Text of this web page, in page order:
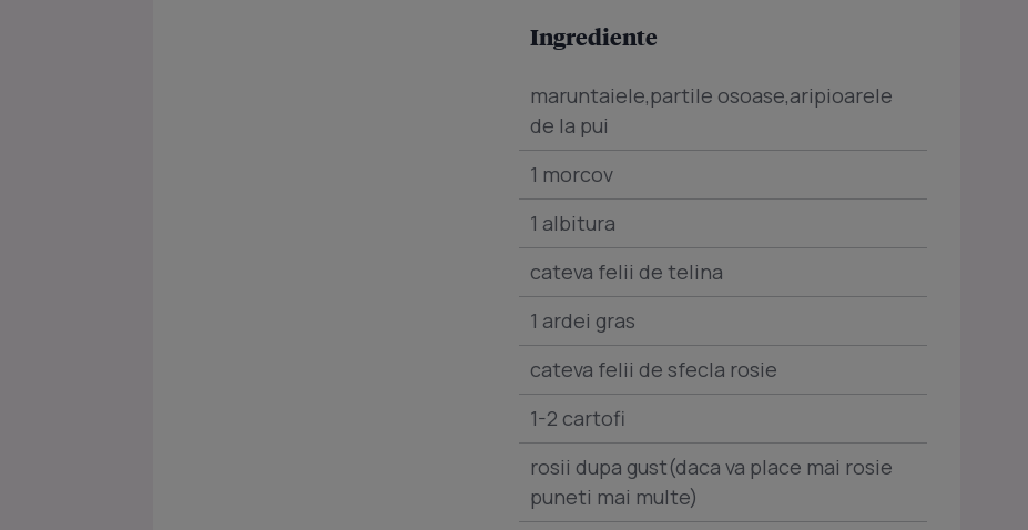
Ingrediente
maruntaiele,partile osoase,aripioarele
de la pui
1 morcov
1 albitura
cateva felii de telina
1 ardei gras
cateva felii de sfecla rosie
1-2 cartofi
rosii dupa gust(daca va place mai rosie
puneti mai multe)